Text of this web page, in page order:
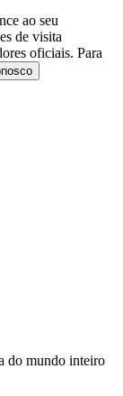
ao seu
de visita
oficiais. Para
do mundo inteiro